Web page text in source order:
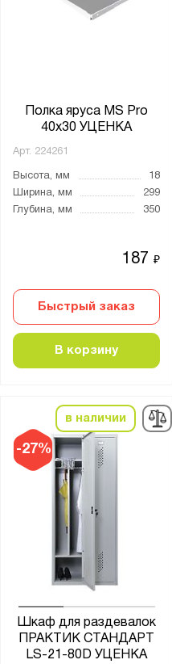
Полка яруса MS Pro
40х30 УЦЕНКА
Арт. 224261
Высота, мм
18
Ширина, мм
299
Глубина, мм
350
187₽
Быстрый заказ
В корзину
-27%
в наличии
Шкаф для раздевалок
ПРАКТИК СТАНДАРТ
LS-21-80D УЦЕНКА
Ширина, мм:
от до
Количество дверей:
2
Тип дверцы:
Тип покрытия
порошковое
Толщина:
Особенности:
Уличный
Агатовый серый
Светло-серый